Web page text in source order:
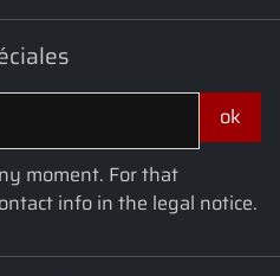
moment. For that
info in the legal notice.